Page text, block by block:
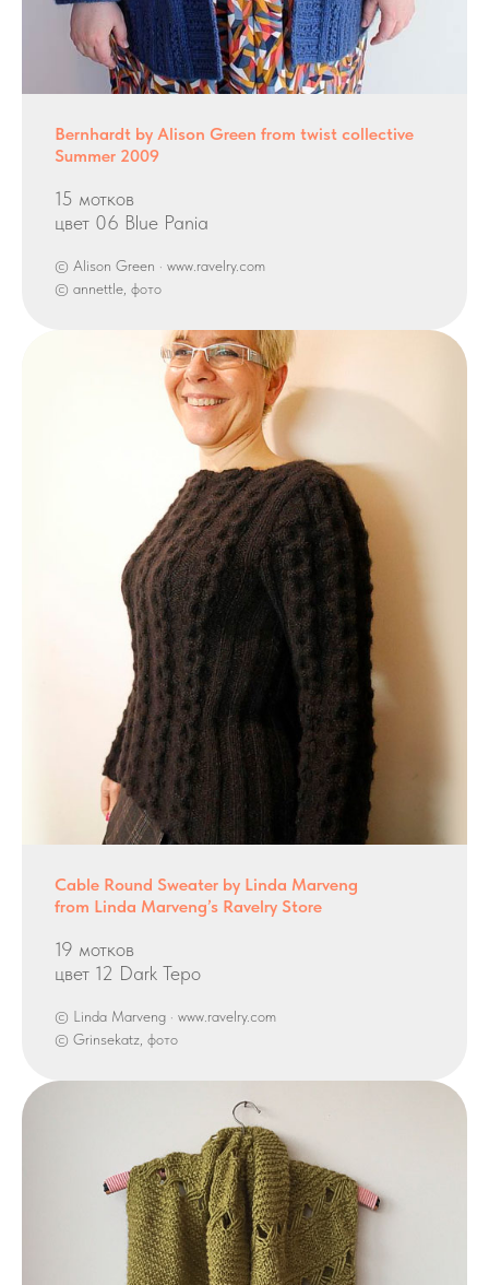
Bernhardt by Alison Green from twist collective
Summer 2009
15 мотков
цвет 06 Blue Pania
© Alison Green · www.ravelry.com
© annettle, фото
Cable Round Sweater by Linda Marveng
from Linda Marveng’s Ravelry Store
19 мотков
цвет 12 Dark Tepo
© Linda Marveng · www.ravelry.com
© Grinsekatz, фото